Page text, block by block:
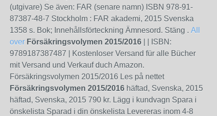
(utgivare) Se även: FAR (senare namn) ISBN 978-91-
87387-48-7 Stockholm : FAR akademi, 2015 Svenska
1358 s. Bok; Innehållsförteckning Ämnesord. Stäng . All
over Försäkringsvolymen 2015/2016 | | ISBN:
9789187387487 | Kostenloser Versand für alle Bücher
mit Versand und Verkauf duch Amazon.
Försäkringsvolymen 2015/2016 Les på nettet
Försäkringsvolymen 2015/2016 häftad, Svenska, 2015
häftad, Svenska, 2015 790 kr. Lägg i kundvagn Spara i
önskelista Sparad i din önskelista Levereras inom 4-8